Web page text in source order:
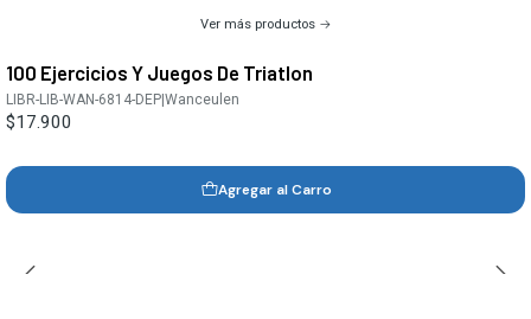
Ver más productos
100 Ejercicios Y Juegos De Triatlon
LIBR-LIB-WAN-6814-DEP |Wanceulen
$17.900
Agregar al Carro